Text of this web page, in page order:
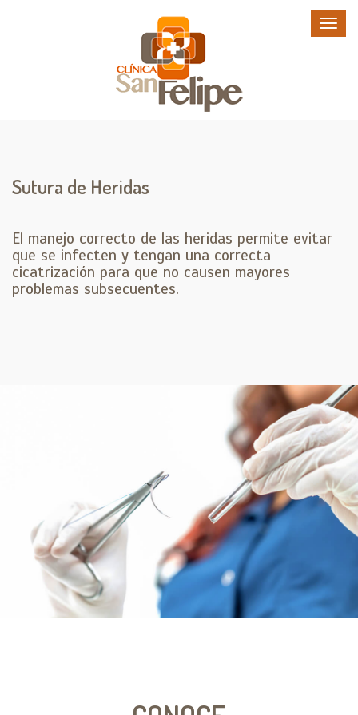
Sutura de Heridas
El manejo correcto de las heridas permite evitar
que se infecten y tengan una correcta
cicatrización para que no causen mayores
problemas subsecuentes.